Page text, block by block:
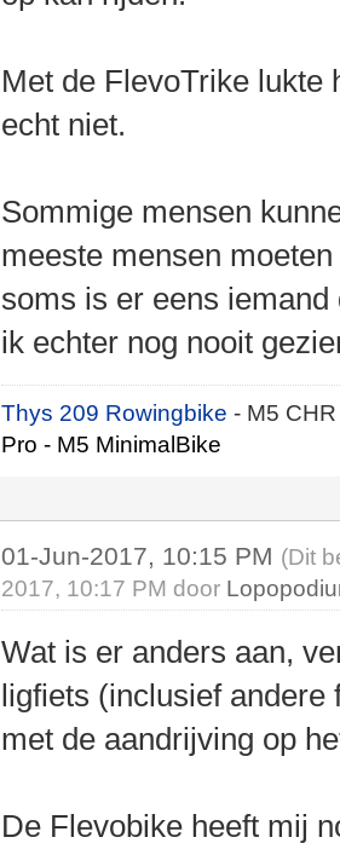
Met de FlevoTrike lukte
echt niet.
Sommige mensen
meeste mensen
soms is er eens
ik echter nog nooit
Thys 209 Rowingbike- M5
Pro - M5 MinimalBike
01-Jun-2017, 10:15 PM (Dit
2017, 10:17 PM door
Wat is er anders aan,
ligfiets (inclusief andere
met de aandrijving op
De Flevobike heeft mij